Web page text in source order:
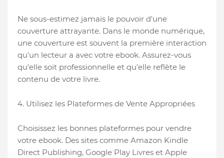
Ne sous-estimez jamais le pouvoir d'une
couverture attrayante. Dans le monde numérique,
une couverture est souvent la première interaction
qu'un lecteur a avec votre ebook. Assurez-vous
qu'elle soit professionnelle et qu'elle reflète le
contenu de votre livre.
4. Utilisez les Plateformes de Vente Appropriées
Choisissez les bonnes plateformes pour vendre
votre ebook. Des sites comme Amazon Kindle
Direct Publishing, Google Play Livres et Apple